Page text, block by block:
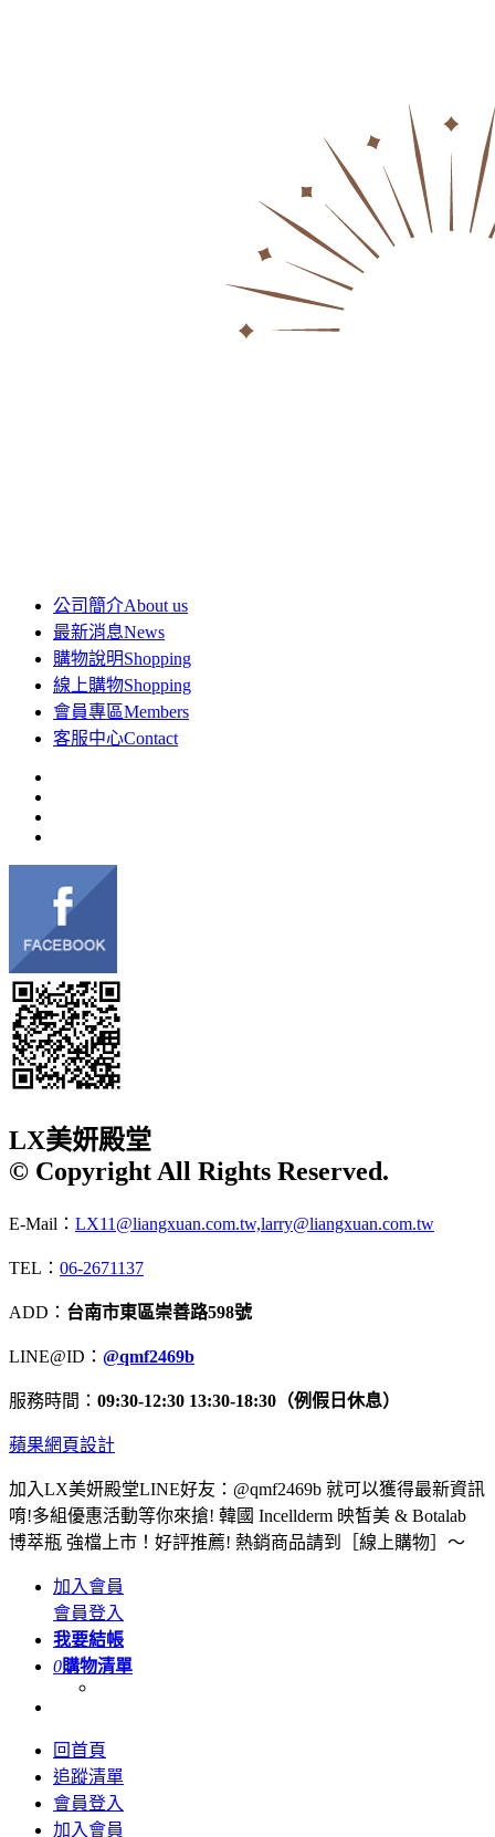
公司簡介About us
最新消息News
購物說明Shopping
線上購物Shopping
會員專區Members
客服中心Contact
LX美妍殿堂
© Copyright All Rights Reserved.
E-Mail： LX11@liangxuan.com.tw,larry@liangxuan.com.tw
TEL： 06-2671137
ADD： 台南市東區崇善路598號
LINE@ID： @qmf2469b
服務時間： 09:30-12:30 13:30-18:30（例假日休息）
蘋果網頁設計
加入LX美妍殿堂LINE好友：@qmf2469b 就可以獲得最新資訊
唷!多組優惠活動等你來搶! 韓國 Incellderm 映皙美 & Botalab
博萃瓶 強檔上市！好評推薦! 熱銷商品請到［線上購物］～
加入會員
會員登入
我要結帳
0購物清單
回首頁
追蹤清單
會員登入
加入會員